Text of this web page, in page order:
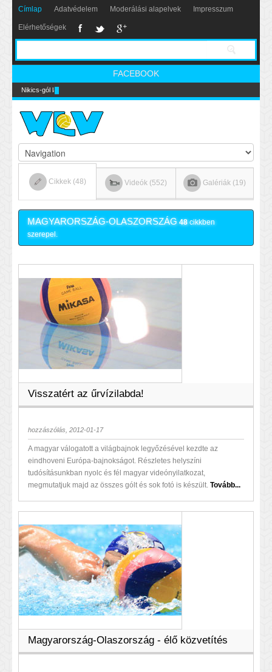
Címlap Adatvédelem Moderálási alapelvek Impresszum
Elérhetőségek
FACEBOOK
Nikics-gól lábbal
Cikkek (48) Videók (552) Galériák (19)
MAGYARORSZÁG-OLASZORSZÁG 48cikkben
szerepel.
Visszatért az űrvízilabda!
hozzászólás, 2012-01-17
A magyar válogatott a világbajnok legyőzésével kezdte az
eindhoveni Európa-bajnokságot. Részletes helyszíni
tudósításunkban nyolc és fél magyar videónyilatkozat,
megmutatjuk majd az összes gólt és sok fotó is készült. Tovább...
Magyarország-Olaszország - élő közvetítés